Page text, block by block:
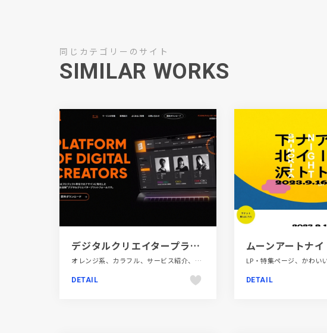
同じカテゴリーのサイト
SIMILAR WORKS
デジタルクリエイタープラットフォーム ZEY
オレンジ系、カラフル、サービス紹介、スタイリッシュ、デザイン・アート・音楽・文芸、パープル系、ブラック系 、ブランド・サービスサイト、モーション多め、大きめ写真
DETAIL DETAIL